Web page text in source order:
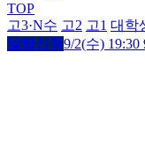
TOP
고3·N수 고2 고1 대학
알람신청9/2(수) 19:30